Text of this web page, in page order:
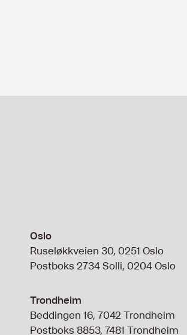
Oslo
Ruseløkkveien 30, 0251 Oslo
Postboks 2734 Solli, 0204 Oslo
Trondheim
Beddingen 16, 7042 Trondheim
Postboks 8853, 7481 Trondheim